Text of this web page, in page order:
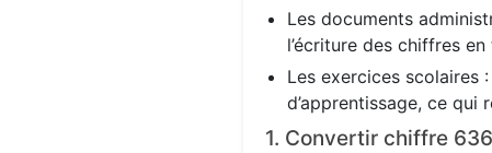
Les documents
l’écriture des chiffres
Les exercices scolaires
d’apprentissage, ce qui
1. Convertir chiffre